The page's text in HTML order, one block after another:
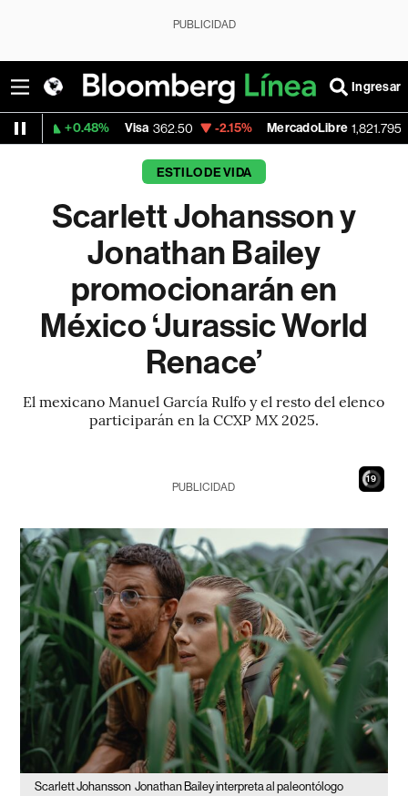
PUBLICIDAD
Ingresar
Visa 362.50 -2.15% MercadoLibre 1,821.795 -0.14%
ESTILO DE VIDA
Scarlett Johansson y
Jonathan Bailey
promocionarán en
México ‘Jurassic World
Renace’
El mexicano Manuel García Rulfo y el resto del elenco
participarán en la CCXP MX 2025.
18
PUBLICIDAD
Scarlett Johansson Jonathan Bailey interpreta al paleontólogo